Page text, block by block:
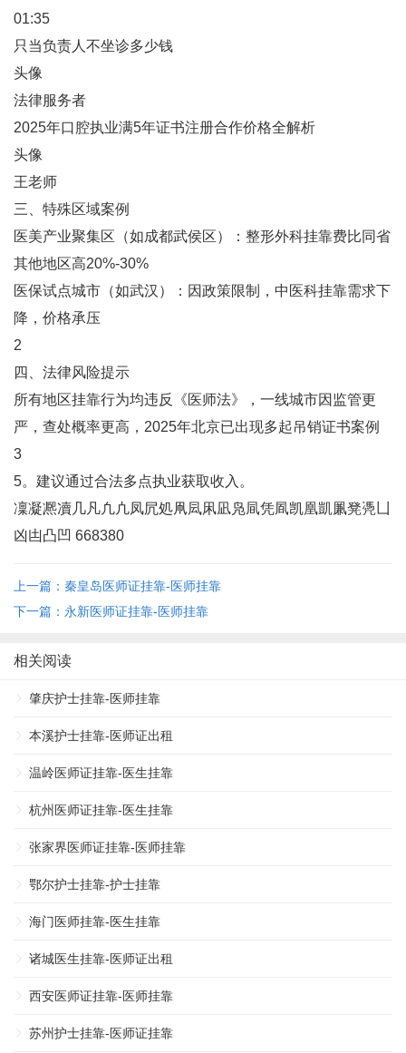
01:35
只当负责人不坐诊多少钱
头像
法律服务者
2025年口腔执业满5年证书注册合作价格全解析
头像
王老师
三、特殊区域案例
‌医美产业聚集区‌（如成都武侯区）：整形外科挂靠费比同省
其他地区高20%-30%
‌医保试点城市‌（如武汉）：因政策限制，中医科挂靠需求下
降，价格承压‌
2
四、法律风险提示
所有地区挂靠行为均违反《医师法》，一线城市因监管更
严，查处概率更高，2025年北京已出现多起吊销证书案例‌
3
5。建议通过合法多点执业获取收入。
凜凝凞凟几凡凢凣凤凥処凧凨凩凪凫凬凭凮凯凰凱凲凳凴凵
凶凷凸凹 668380
上一篇：秦皇岛医师证挂靠-医师挂靠
下一篇：永新医师证挂靠-医师挂靠
相关阅读
肇庆护士挂靠-医师挂靠
本溪护士挂靠-医师证出租
温岭医师证挂靠-医生挂靠
杭州医师证挂靠-医生挂靠
张家界医师证挂靠-医师挂靠
鄂尔护士挂靠-护士挂靠
海门医师挂靠-医生挂靠
诸城医生挂靠-医师证出租
西安医师证挂靠-医师挂靠
苏州护士挂靠-医师证挂靠